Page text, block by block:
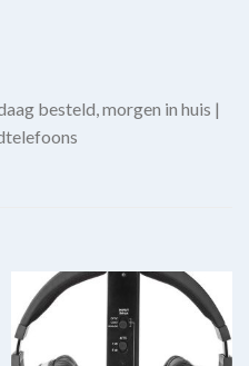
besteld, morgen in huis |